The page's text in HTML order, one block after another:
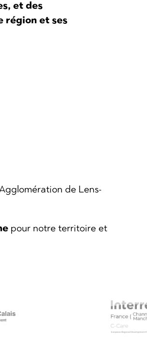
et des
région et ses
de Lens-
pour notre territoire et